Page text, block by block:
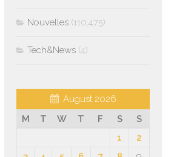
Nouvelles (110,475)
Tech&News (4)
August 2026
M
T W T F S
S
1
2